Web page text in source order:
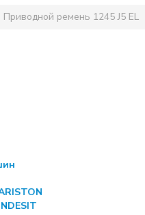
Приводной ремень 1245 J5 EL